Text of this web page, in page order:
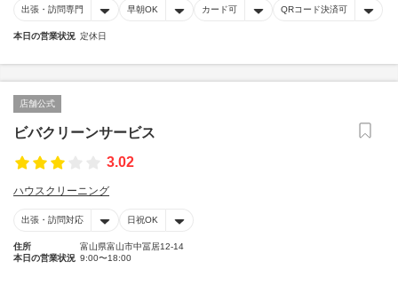
出張・訪問専門 早朝OK カード可 QRコード決済可
本日の営業状況 定休日
店舗公式
ビバクリーンサービス
3.02
ハウスクリーニング
出張・訪問対応 日祝OK
住所
富山県富山市中冨居12-14
本日の営業状況 9:00〜18:00